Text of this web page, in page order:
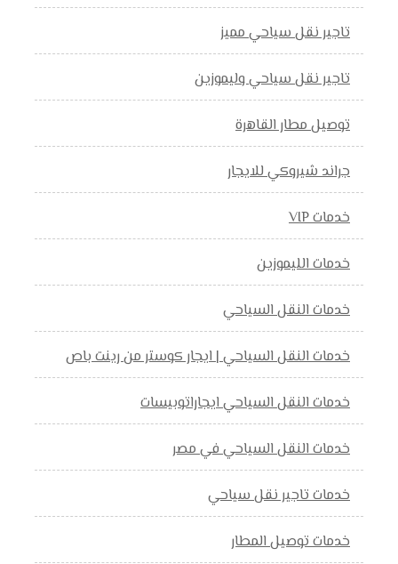
تاجير نقل سياحي مميز
تاجير نقل سياحي وليموزين
توصيل مطار القاهرة
جراند شيروكي للايجار
خدمات VIP
خدمات الليموزين
خدمات النقل السياحي
خدمات النقل السياحي | ايجار كوستر من رينت باص
خدمات النقل السياحي ايجاراتوبيسات
خدمات النقل السياحي في مصر
خدمات تاجير نقل سياحي
خدمات توصيل المطار